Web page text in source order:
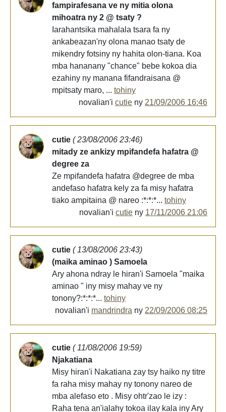
fampirafesana ve ny mitia olona
mihoatra ny 2 @ tsaty ?
Iarahantsika mahalala tsara fa ny
ankabeazan'ny olona manao tsaty de
mikendry fotsiny ny hahita olon-tiana. Koa
mba hananany "chance" bebe kokoa dia
ezahiny ny manana fifandraisana @
mpitsaty maro, ... tohiny
novalian'i cutie ny 21/09/2006 16:46
cutie ( 23/08/2006 23:46)
mitady ze ankizy mpifandefa hafatra @
degree za
Ze mpifandefa hafatra @degree de mba
andefaso hafatra kely za fa misy hafatra
tiako ampitaina @ nareo :*:*:*... tohiny
novalian'i cutie ny 17/11/2006 21:06
cutie ( 13/08/2006 23:43)
(maika aminao ) Samoela
Ary ahona ndray le hiran'i Samoela "maika
aminao " iny misy mahay ve ny
tonony?:*:*:*... tohiny
novalian'i mandrindra ny 22/09/2006 08:25
cutie ( 11/08/2006 19:59)
Njakatiana
Misy hiran'i Nakatiana zay tsy haiko ny titre
fa raha misy mahay ny tonony nareo de
mba alefaso eto . Misy ohtr'zao le izy :
Raha tena an'ialahy tokoa ilay kala iny Ary